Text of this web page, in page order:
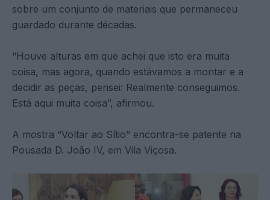
sobre um conjunto de materiais que permaneceu
guardado durante décadas.
“Houve alturas em que achei que isto era muita
coisa, mas agora, quando estávamos a montar e a
decidir as peças, pensei: Realmente conseguimos.
Está aqui muita coisa”, afirmou.
A mostra “Voltar ao Sítio” encontra-se patente na
Pousada D. João IV, em Vila Viçosa.